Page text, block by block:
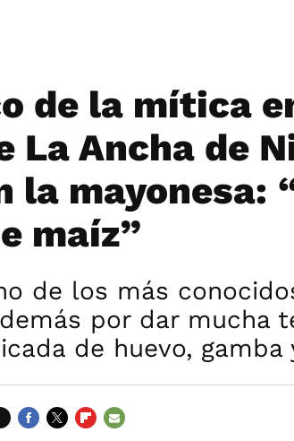
de la mítica
La Ancha de
la mayonesa:
maíz”
de los más
por dar mucha
de huevo, gamba